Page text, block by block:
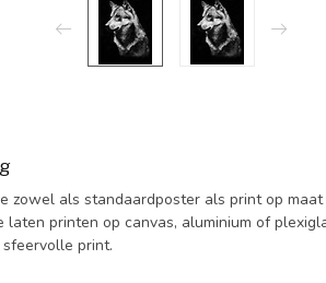
zowel als standaardposter als print op
printen op canvas, aluminium of
print.